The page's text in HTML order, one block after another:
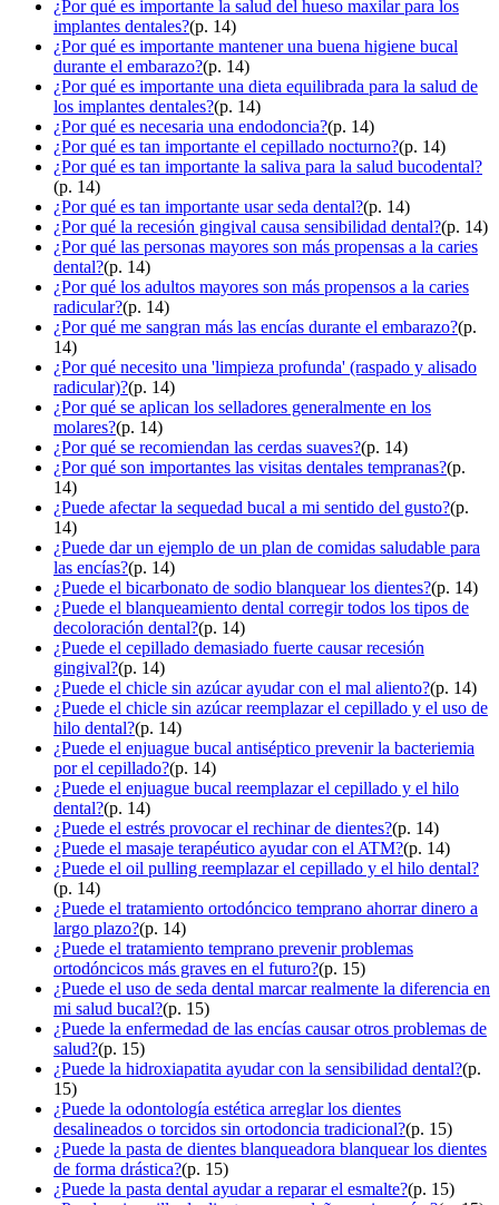
¿Por qué es importante la salud del hueso maxilar para los
implantes dentales?(p. 14)
¿Por qué es importante mantener una buena higiene bucal
durante el embarazo?(p. 14)
¿Por qué es importante una dieta equilibrada para la salud de
los implantes dentales?(p. 14)
¿Por qué es necesaria una endodoncia?(p. 14)
¿Por qué es tan importante el cepillado nocturno?(p. 14)
¿Por qué es tan importante la saliva para la salud bucodental?
(p. 14)
¿Por qué es tan importante usar seda dental?(p. 14)
¿Por qué la recesión gingival causa sensibilidad dental?(p. 14)
¿Por qué las personas mayores son más propensas a la caries
dental?(p. 14)
¿Por qué los adultos mayores son más propensos a la caries
radicular?(p. 14)
¿Por qué me sangran más las encías durante el embarazo?(p.
14)
¿Por qué necesito una 'limpieza profunda' (raspado y alisado
radicular)?(p. 14)
¿Por qué se aplican los selladores generalmente en los
molares?(p. 14)
¿Por qué se recomiendan las cerdas suaves?(p. 14)
¿Por qué son importantes las visitas dentales tempranas?(p.
14)
¿Puede afectar la sequedad bucal a mi sentido del gusto?(p.
14)
¿Puede dar un ejemplo de un plan de comidas saludable para
las encías?(p. 14)
¿Puede el bicarbonato de sodio blanquear los dientes?(p. 14)
¿Puede el blanqueamiento dental corregir todos los tipos de
decoloración dental?(p. 14)
¿Puede el cepillado demasiado fuerte causar recesión
gingival?(p. 14)
¿Puede el chicle sin azúcar ayudar con el mal aliento?(p. 14)
¿Puede el chicle sin azúcar reemplazar el cepillado y el uso de
hilo dental?(p. 14)
¿Puede el enjuague bucal antiséptico prevenir la bacteriemia
por el cepillado?(p. 14)
¿Puede el enjuague bucal reemplazar el cepillado y el hilo
dental?(p. 14)
¿Puede el estrés provocar el rechinar de dientes?(p. 14)
¿Puede el masaje terapéutico ayudar con el ATM?(p. 14)
¿Puede el oil pulling reemplazar el cepillado y el hilo dental?
(p. 14)
¿Puede el tratamiento ortodóncico temprano ahorrar dinero a
largo plazo?(p. 14)
¿Puede el tratamiento temprano prevenir problemas
ortodóncicos más graves en el futuro?(p. 15)
¿Puede el uso de seda dental marcar realmente la diferencia en
mi salud bucal?(p. 15)
¿Puede la enfermedad de las encías causar otros problemas de
salud?(p. 15)
¿Puede la hidroxiapatita ayudar con la sensibilidad dental?(p.
15)
¿Puede la odontología estética arreglar los dientes
desalineados o torcidos sin ortodoncia tradicional?(p. 15)
¿Puede la pasta de dientes blanqueadora blanquear los dientes
de forma drástica?(p. 15)
¿Puede la pasta dental ayudar a reparar el esmalte?(p. 15)